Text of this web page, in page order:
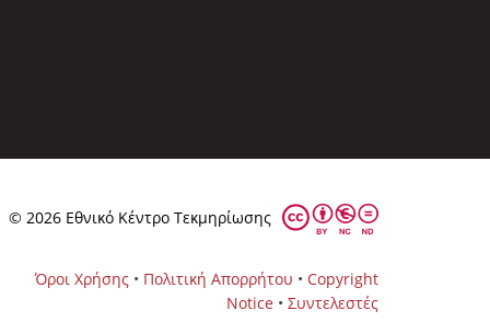
© 2026 Eθνικό Κέντρο Τεκμηρίωσης
Όροι Χρήσης • Πολιτική Απορρήτου • Copyright
Notice • Συντελεστές